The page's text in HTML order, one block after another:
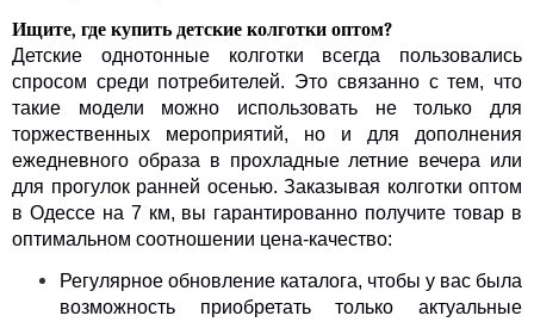
Ищите, где купить детские колготки оптом?
Детские однотонные колготки всегда пользовались
спросом среди потребителей. Это связанно с тем, что
такие модели можно использовать не только для
торжественных мероприятий, но и для дополнения
ежедневного образа в прохладные летние вечера или
для прогулок ранней осенью. Заказывая колготки оптом
в Одессе на 7 км, вы гарантированно получите товар в
оптимальном соотношении цена-качество:
Регулярное обновление каталога, чтобы у вас была
возможность приобретать только актуальные